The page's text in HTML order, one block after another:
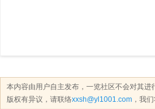
本内容由用户自主发布，一览社区不会对其
版权有异议，请联络xxsh@yl1001.com ，我